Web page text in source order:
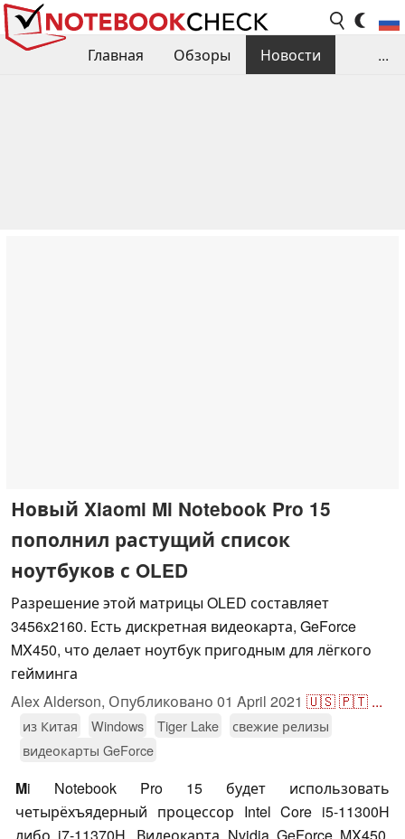
Главная Обзоры
Новости
...
Новый Xiaomi Mi Notebook Pro 15
пополнил растущий список
ноутбуков с OLED
Разрешение этой матрицы OLED составляет
3456x2160. Есть дискретная видеокарта, GeForce
MX450, что делает ноутбук пригодным для лёгкого
гейминга
Alex Alderson, Опубликовано 01 April 2021 🇺🇸🇵🇹 ...
из Китая Windows Tiger Lake
свежие релизы
видеокарты GeForce
Mi Notebook Pro 15 будет использовать
четырёхъядерный процессор Intel Core i5-11300H